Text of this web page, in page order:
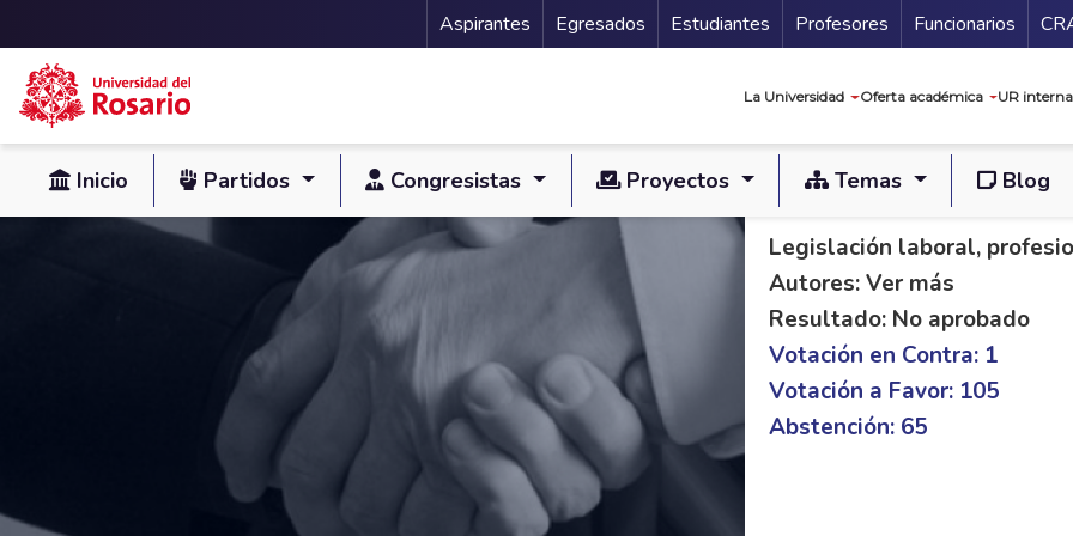
Pasar al contenido principal
Menu Secundario
Aspirantes Egresados Estudiantes Profesores Funcionarios
La Universidad Oferta académica UR
Inicio Partidos Congresistas Proyectos Temas Blog
PL C 42/18 S 239/
Legislación laboral,
Autores: Ver más
Resultado: No aprobado
Votación en Contra: 1
Votación a Favor: 105
Abstención: 65